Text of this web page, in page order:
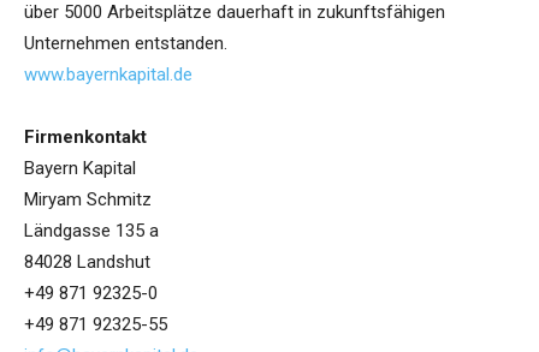
über 5000 Arbeitsplätze dauerhaft in zukunftsfähigen
Unternehmen entstanden.
www.bayernkapital.de
Firmenkontakt
Bayern Kapital
Miryam Schmitz
Ländgasse 135 a
84028 Landshut
+49 871 92325-0
+49 871 92325-55